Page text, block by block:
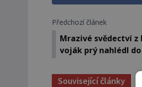
Předchozí článek
Mrazivé svědectví
voják prý nahlédl
Související články